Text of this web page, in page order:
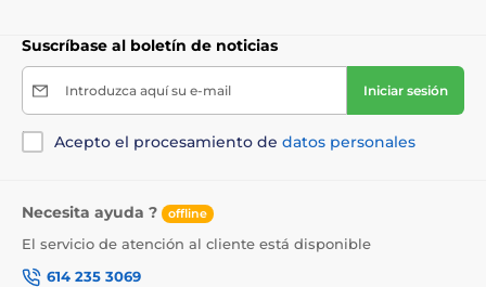
Suscríbase al boletín de noticias
Introduzca aquí su e-mail Iniciar sesión
Acepto el procesamiento de datos personales
Necesita ayuda ? offline
El servicio de atención al cliente está disponible
614 235 3069